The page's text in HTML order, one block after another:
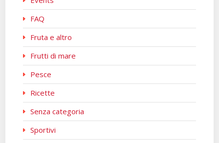
FAQ
Fruta e altro
Frutti di mare
Pesce
Ricette
Senza categoria
Sportivi